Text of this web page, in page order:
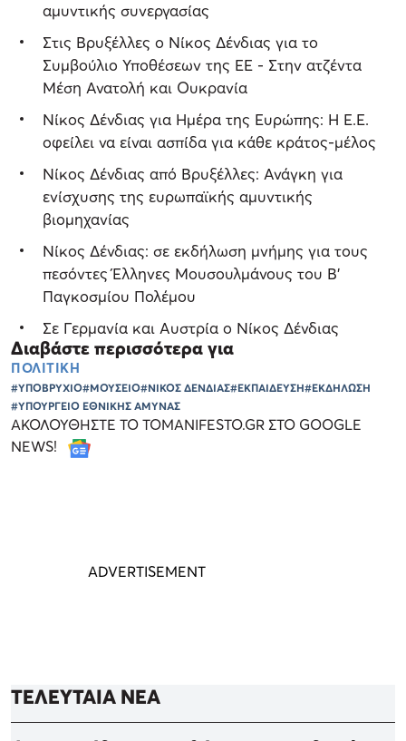
αμυντικής συνεργασίας
Στις Βρυξέλλες ο Νίκος Δένδιας για το
Συμβούλιο Υποθέσεων της ΕΕ - Στην ατζέντα
Μέση Ανατολή και Ουκρανία
Νίκος Δένδιας για Ημέρα της Ευρώπης: Η Ε.Ε.
οφείλει να είναι ασπίδα για κάθε κράτος-μέλος
Νίκος Δένδιας από Βρυξέλλες: Ανάγκη για
ενίσχυσης της ευρωπαϊκής αμυντικής
βιομηχανίας
Νίκος Δένδιας: σε εκδήλωση μνήμης για τους
πεσόντες Έλληνες Μουσουλμάνους του Β’
Παγκοσμίου Πολέμου
Σε Γερμανία και Αυστρία ο Νίκος Δένδιας
Διαβάστε περισσότερα για
ΠΟΛΙΤΙΚΗ
#ΥΠΟΒΡΥΧΙΟ#ΜΟΥΣΕΙΟ#ΝΙΚΟΣ ΔΕΝΔΙΑΣ#ΕΚΠΑΙΔΕΥΣΗ#ΕΚΔΗΛΩΣΗ
#ΥΠΟΥΡΓΕΙΟ ΕΘΝΙΚΗΣ ΑΜΥΝΑΣ
ΑΚΟΛΟΥΘΗΣΤΕ ΤΟ TOMANIFESTO.GR ΣΤΟ GOOGLE
NEWS!
ΤΕΛΕΥΤΑΙΑ ΝΕΑ